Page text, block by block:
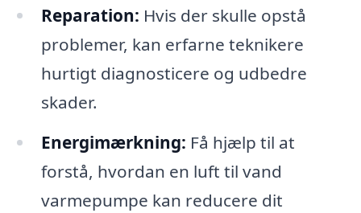
Reparation: Hvis der skulle opstå
problemer, kan erfarne teknikere
hurtigt diagnosticere og udbedre
skader.
Energimærkning: Få hjælp til at
forstå, hvordan en luft til vand
varmepumpe kan reducere dit